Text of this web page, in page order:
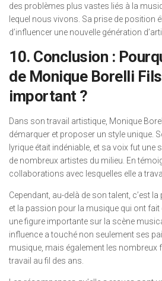
des problèmes plus vastes liés à la
lequel nous vivons. Sa prise de position
d’influencer une nouvelle génération
10. Conclusion :
de Monique Borelli
important ?
Dans son travail artistique, Monique
démarquer et proposer un style unique.
lyrique était indéniable, et sa voix fut une
de nombreux artistes du milieu. En
collaborations avec lesquelles elle a
Cependant, au-delà de son talent, c’est
et la passion pour la musique qui ont fait
une figure importante sur la scène
influence a touché non seulement ses
musique, mais également les nombreux
travail au fil des ans.